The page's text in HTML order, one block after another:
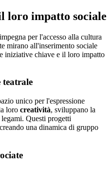
loro impatto sociale
per l'accesso alla cultura
mirano all'inserimento sociale
iniziative chiave e il loro impatto
teatrale
unico per l'espressione
loro creatività, sviluppano la
legami. Questi progetti
una dinamica di gruppo